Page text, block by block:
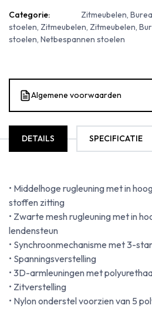
Categorie:
Zitmeubelen,
stoelen, Zitmeubelen, Zitmeubelen,
stoelen, Netbespannen stoelen
Algemene voorwaarden
DETAILS SPECIFICATIE
• Middelhoge rugleuning met in
stoffen zitting
• Zwarte mesh rugleuning met in
lendensteun
• Synchroonmechanisme met 3-
• Spanningsverstelling
• 3D-armleuningen met
• Zitverstelling
• Nylon onderstel voorzien van 5